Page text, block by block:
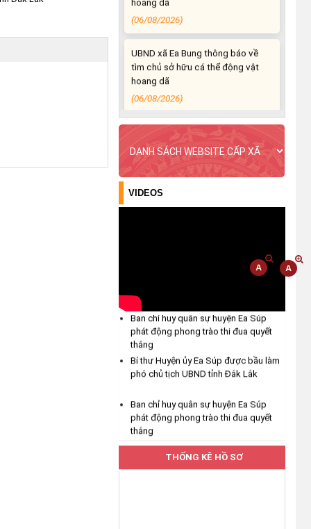
UBND xã Ea Bung thông báo về
tìm chủ sở hữu cá thể động vật
hoang dã
(06/08/2026)
kỷ niệm 96 năm Ngày truyền
thống ngành Tuyên giáo của
Đảng (01/8/1930 – 01/8/2026)
(04/08/2026)
Ea Bung tăng cường tuyên truyền
công tác phòng, chống thiên tai
năm 2026
(04/08/2026)
Hưởng ứng Lễ hội Sầu riêng Đắk
Lắk năm 2026
UBND xã Ea Bung phát động
chuyển đổi số" tỉnh Đắk Lắk năm
2026
VIDEOS
Ban chỉ huy quân sự huyện Ea Súp
phát động phong trào thi đua quyết
thắng
Bí thư Huyện ủy Ea Súp được bầu làm
phó chủ tịch UBND tỉnh Đắk Lắk
Ban chỉ huy quân sự huyện Ea Súp
phát động phong trào thi đua quyết
thắng
phó chủ tịch UBND tỉnh Đắk Lắk
THỐNG KÊ HỒ SƠ